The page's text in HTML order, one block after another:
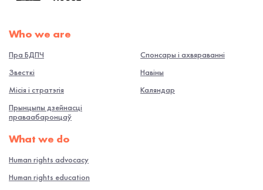
Who we are
Пра БДПЧ
Звесткі
Місія і стратэгія
Прынцыпы дзейнасці
праваабаронцаў
Спонсары і ахвяраванні
Навiны
Каляндар
What we do
Human rights advocacy
Human rights education